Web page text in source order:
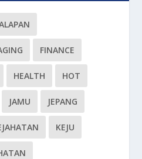
FINANCE
HEALTH HOT
JAMU JEPANG
KEJU